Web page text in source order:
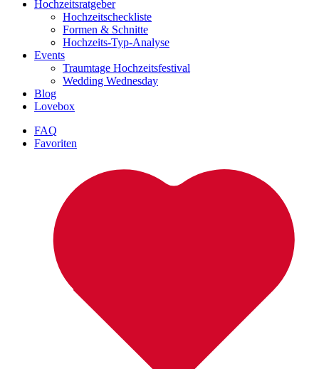
Hochzeitsratgeber
Hochzeitscheckliste
Formen & Schnitte
Hochzeits-Typ-Analyse
Events
Traumtage Hochzeitsfestival
Wedding Wednesday
Blog
Lovebox
FAQ
Favoriten